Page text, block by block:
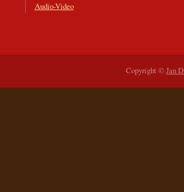
Audio-Video
Copyright ©Jan